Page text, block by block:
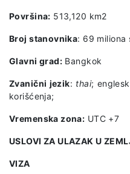
Površina: 513,120 km2
Broj stanovnika: 69 miliona
Glavni grad: Bangkok
Zvanični jezik: thai;
korišćenja;
Vremenska zona: UTC +7
USLOVI ZA ULAZAK U
VIZA